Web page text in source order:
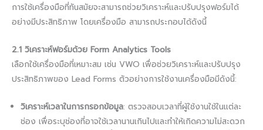
การใช้เครื่องมือที่ทันสมัยจะสามารถช่วยวิเคราะห์และปรับปรุงฟอร์มได้
อย่างมีประสิทธิภาพ โดยเครื่องมือ สามารถประกอบได้ดังนี้
2.1 วิเคราะห์ฟอร์มด้วย Form Analytics Tools
เลือกใช้เครื่องมือที่เหมาะสม เช่น VWO เพื่อช่วยวิเคราะห์และปรับปรุง
ประสิทธิภาพของ Lead Forms ตัวอย่างการใช้งานเครื่องมือมีดังนี้:
วิเคราะห์เวลาในการกรอกข้อมูล: ตรวจสอบเวลาที่ผู้ใช้งานใช้ในแต่ละ
ช่อง เพื่อระบุช่องที่อาจใช้เวลานานเกินไปและทำให้เกิดความไม่สะดวก